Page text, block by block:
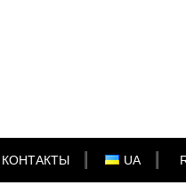
КОНТАКТЫ UA